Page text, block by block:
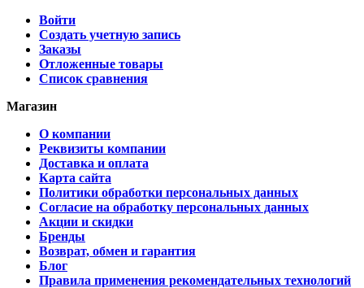
Войти
Создать учетную запись
Заказы
Отложенные товары
Список сравнения
Магазин
О компании
Реквизиты компании
Доставка и оплата
Карта сайта
Политики обработки персональных данных
Согласие на обработку персональных данных
Акции и скидки
Бренды
Возврат, обмен и гарантия
Блог
Правила применения рекомендательных технологий